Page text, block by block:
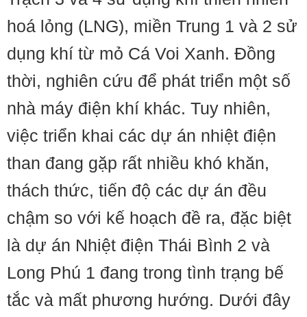
hoá lỏng (LNG), miền Trung 1 và 2 sử
dụng khí từ mỏ Cá Voi Xanh. Đồng
thời, nghiên cứu để phát triển một số
nhà máy điện khí khác. Tuy nhiên,
việc triển khai các dự án nhiệt điện
than đang gặp rất nhiều khó khăn,
thách thức, tiến độ các dự án đều
chậm so với kế hoạch đề ra, đặc biệt
là dự án Nhiệt điện Thái Bình 2 và
Long Phú 1 đang trong tình trạng bế
tắc và mất phương hướng. Dưới đây